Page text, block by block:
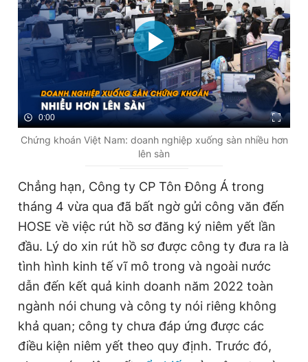
0:00
Chứng khoán Việt Nam: doanh nghiệp xuống sàn nhiều hơn
lên sàn
Chẳng hạn, Công ty CP Tôn Đông Á trong
tháng 4 vừa qua đã bất ngờ gửi công văn đến
HOSE về việc rút hồ sơ đăng ký niêm yết lần
đầu. Lý do xin rút hồ sơ được công ty đưa ra là
tình hình kinh tế vĩ mô trong và ngoài nước
dẫn đến kết quả kinh doanh năm 2022 toàn
ngành nói chung và công ty nói riêng không
khả quan; công ty chưa đáp ứng được các
điều kiện niêm yết theo quy định. Trước đó,